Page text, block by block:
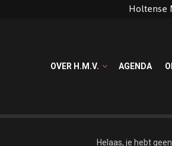
Holtense
OVER H.M.V. AGENDA
Helaas, je hebt